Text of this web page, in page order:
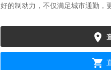
好的制动力，不仅满足城市通勤，

